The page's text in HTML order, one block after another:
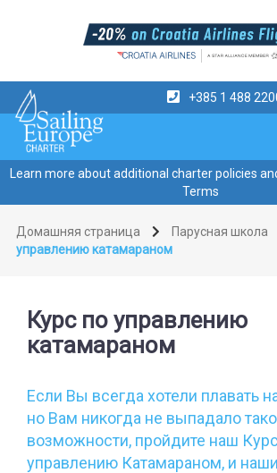
+385 1 488
Learn more about additional charter policies
Terms
Домашняя страница Парусная школа
управлению катамараном
Курс по управлению
катамараном
Если Вы всегда хотели плавать
но Вам никогда не выпадало
возможности, пройдите наш
управлению Катамараном, и наши